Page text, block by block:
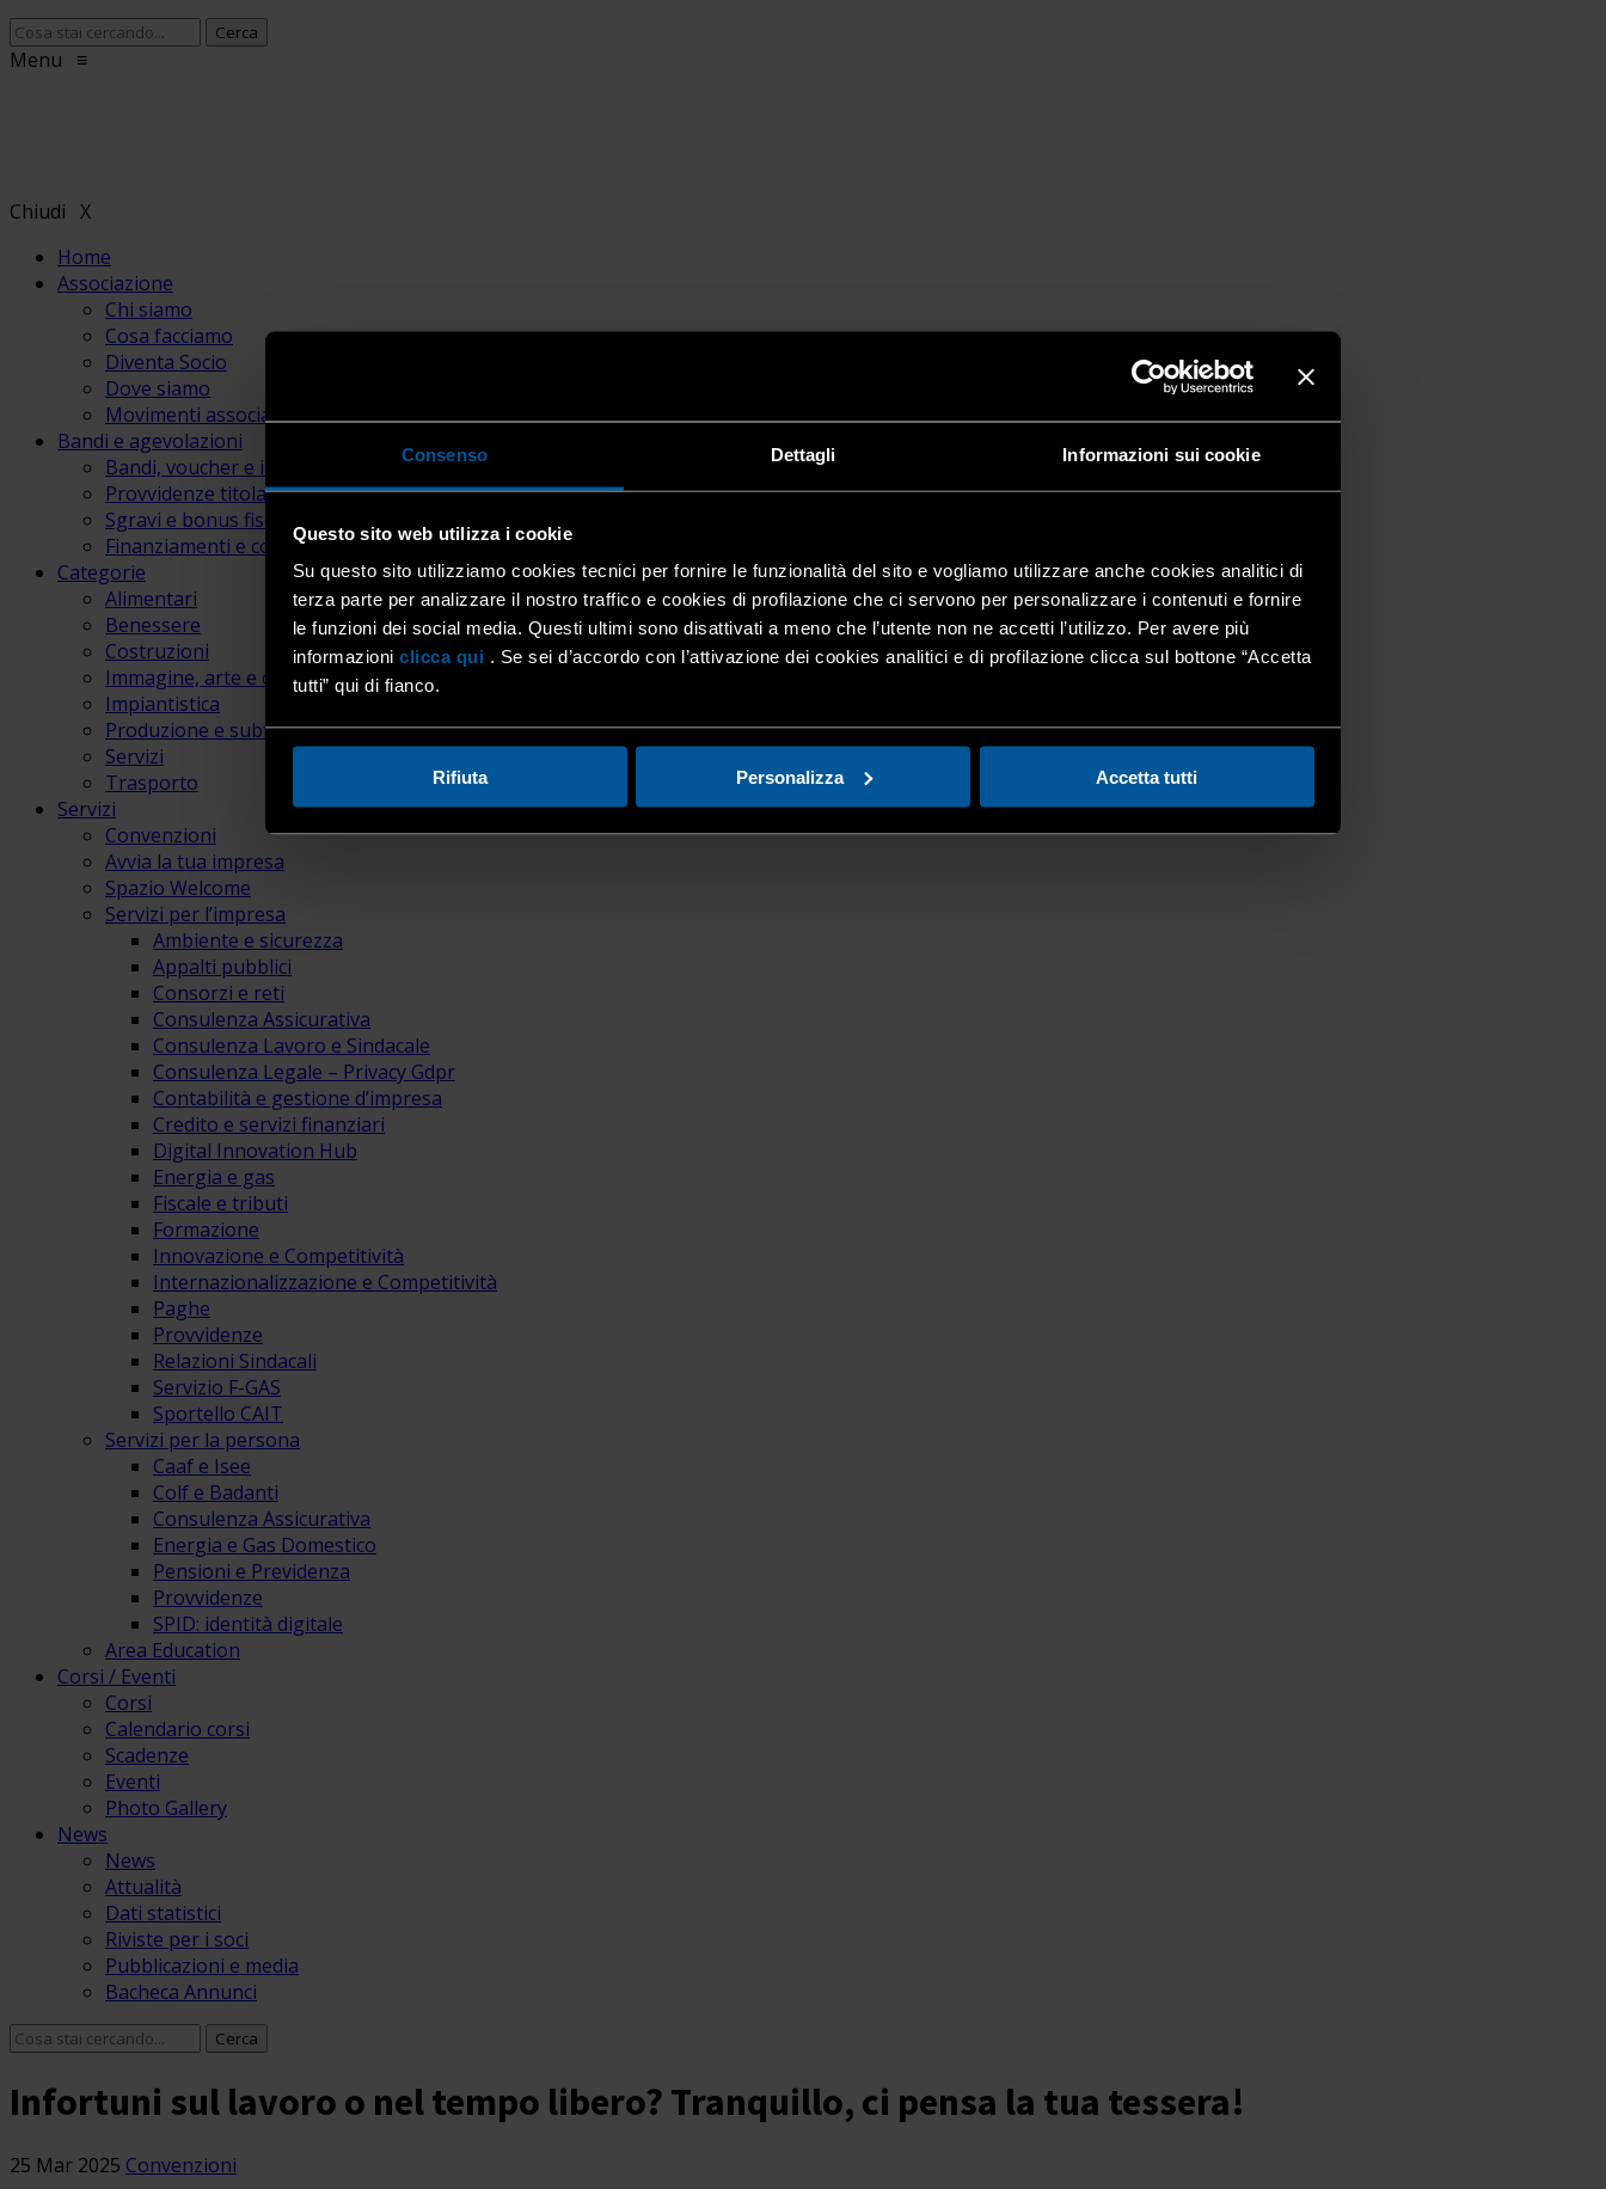
Consenso Dettagli Informazioni sui cookie
Questo sito web utilizza i cookie
Su questo sito utilizziamo cookies tecnici per fornire le funzionalità del sito e vogliamo utilizzare anche cookies analitici di
terza parte per analizzare il nostro traffico e cookies di profilazione che ci servono per personalizzare i contenuti e fornire
le funzioni dei social media. Questi ultimi sono disattivati a meno che l’utente non ne accetti l’utilizzo. Per avere più
informazioni clicca qui . Se sei d’accordo con l’attivazione dei cookies analitici e di profilazione clicca sul bottone “Accetta
tutti” qui di fianco.
Rifiuta Personalizza Accetta tutti
Menu ≡
Chiudi X
Home
Associazione
Chi siamo
Cosa facciamo
Diventa Socio
Dove siamo
Movimenti associativi
Bandi e agevolazioni
Bandi, voucher e incentivi
Provvidenze titolari e lavoratori
Sgravi e bonus fiscali
Finanziamenti e contributi
Categorie
Alimentari
Benessere
Costruzioni
Immagine, arte e comunicazione
Impiantistica
Produzione e subfornitura
Servizi
Trasporto
Servizi
Convenzioni
Avvia la tua impresa
Spazio Welcome
Servizi per l’impresa
Ambiente e sicurezza
Appalti pubblici
Consorzi e reti
Consulenza Assicurativa
Consulenza Lavoro e Sindacale
Consulenza Legale – Privacy Gdpr
Contabilità e gestione d’impresa
Credito e servizi finanziari
Digital Innovation Hub
Energia e gas
Fiscale e tributi
Formazione
Innovazione e Competitività
Internazionalizzazione e Competitività
Paghe
Provvidenze
Relazioni Sindacali
Servizio F-GAS
Sportello CAIT
Servizi per la persona
Caaf e Isee
Colf e Badanti
Consulenza Assicurativa
Energia e Gas Domestico
Pensioni e Previdenza
Provvidenze
SPID: identità digitale
Area Education
Corsi / Eventi
Corsi
Calendario corsi
Scadenze
Eventi
Photo Gallery
News
News
Attualità
Dati statistici
Riviste per i soci
Pubblicazioni e media
Bacheca Annunci
Infortuni sul lavoro o nel tempo libero? Tranquillo, ci pensa la tua tessera!
25 Mar 2025 Convenzioni